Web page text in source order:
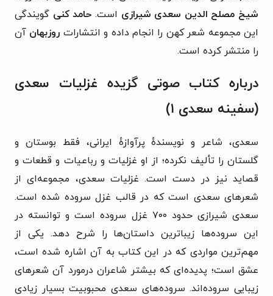
شیخ مصلح الدین سعدی شیرازی است. حامد کنی گویندگی
این مجموعه شعر کهن را انجام داده و انتشارات روزبهان آن
را منتشر کرده است.
درباره کتاب صوتی گزیده غزلیات سعدی
(سفینه سعدی ۱)
سعدی، شاعر و نویسندهٔ پرآوازهٔ ایرانی، فقط بوستان و
گلستان را تألیف نکرده؛ از او غزلیات و رباعیات و قطعات و
قصاید نیز در دست است. غزلیات سعدی، مجموعه‌ای از
شعرهای سعدی است که در قالب غزل سروده شده است.
سعدی شیرازی حدود ۷۰۰ غزل سروده است و توانسته در
این سروده‌ها زیباترین داستان‌ها را شرح دهد. یکی از
مهم‌ترین مواردی که در این کتاب به آن اشاره شده است،
عشق است؛ پدیده‌ای که بیشتر شاعران درمورد آن شعرهای
زیبایی سروده‌اند. سروده‌های سعدی محبوبیت بسیار زیادی